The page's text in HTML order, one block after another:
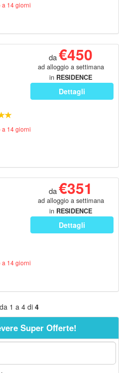
a 14 giorni
da€450
ad alloggio a settimana
in RESIDENCE
Dettagli
a 14 giorni
da€351
ad alloggio a settimana
in RESIDENCE
Dettagli
a 14 giorni
1 a 4 di4
Super Offerte!